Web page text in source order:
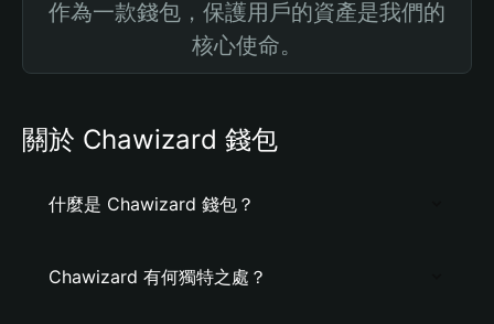
作為一款錢包，保護用戶的資產是我們的
核心使命。
關於 Chawizard 錢包
什麼是 Chawizard 錢包？
Chawizard 有何獨特之處？